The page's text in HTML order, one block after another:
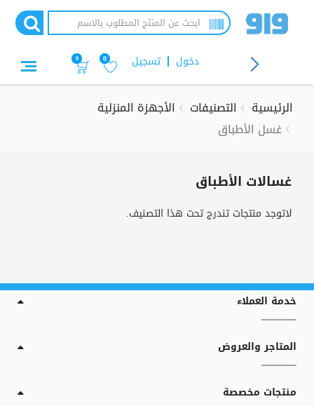
تسجيل دخول 0
0
الرئيسية التصنيفات
الأجهزة المنزلية
غسل الأطباق
غسالات الأطباق
لاتوجد منتجات تندرج تحت هذا التصنيف.
خدمة العملاء
المتاجر والعروض
منتجات مخصصة